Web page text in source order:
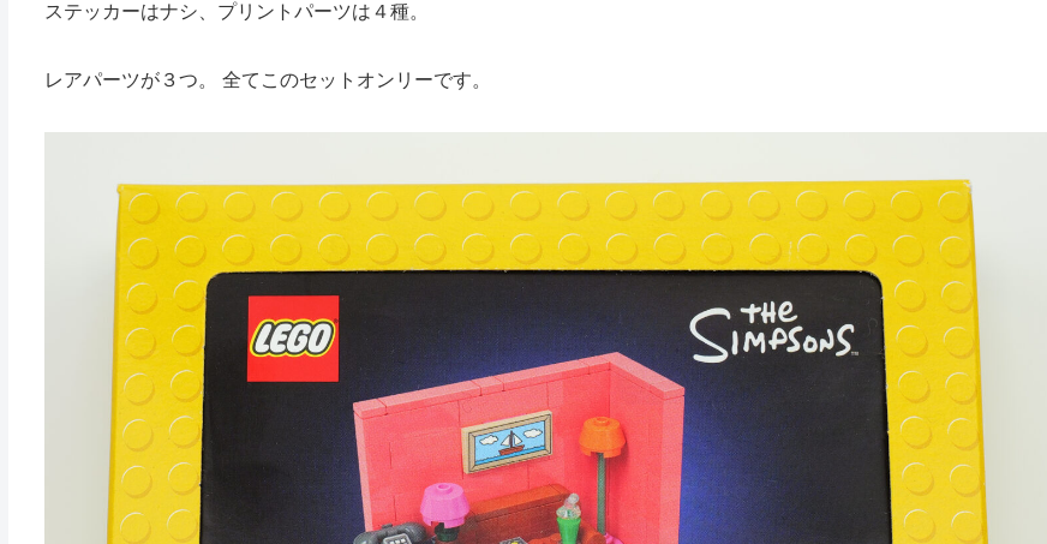
ステッカーはナシ、プリントパーツは４種。
レアパーツが３つ。 全てこのセットオンリーです。